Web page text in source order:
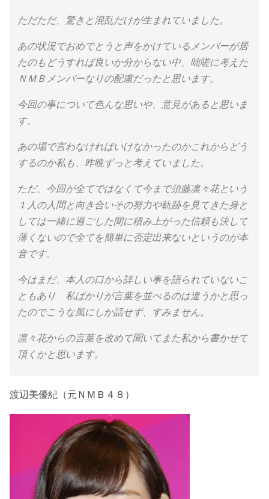
ただただ、驚きと混乱だけが生まれていました。
あの状況でおめでとうと声をかけているメンバーが居
たのもどうすれば良いか分からない中、咄嗟に考えた
ＮＭＢメンバーなりの配慮だったと思います。
今回の事について色んな思いや、意見があると思いま
す。
あの場で言わなければいけなかったのかこれからどう
するのか私も、昨晩ずっと考えていました。
ただ、今回が全てではなくて今まで須藤凛々花という
１人の人間と向き合いその努力や軌跡を見てきた身と
しては一緒に過ごした間に積み上がった信頼も決して
薄くないので全てを簡単に否定出来ないというのが本
音です。
今はまだ、本人の口から詳しい事を語られていないこ
ともあり 私ばかりが言葉を並べるのは違うかと思っ
たのでこうな風にしか話せず、すみません。
凛々花からの言葉を改めて聞いてまた私から書かせて
頂くかと思います。
渡辺美優紀（元ＮＭＢ４８）